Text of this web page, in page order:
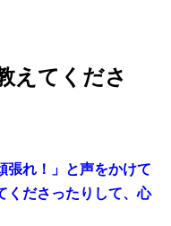
えてくださ
張れ！」と声をかけて
くださったりして、心